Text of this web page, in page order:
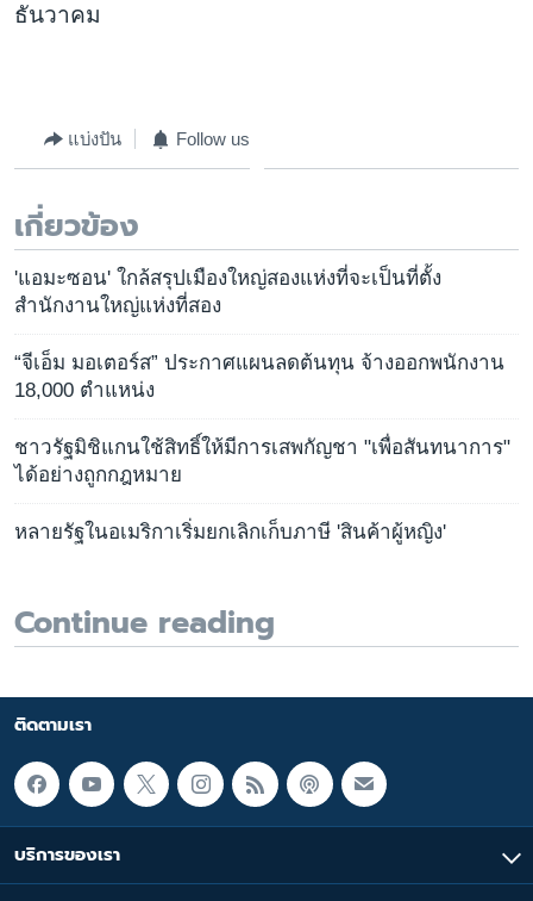
ธันวาคม
แบ่งปัน Follow us
เกี่ยวข้อง
'แอมะซอน' ใกล้สรุปเมืองใหญ่สองแห่งที่จะเป็นที่ตั้ง
สำนักงานใหญ่แห่งที่สอง
“จีเอ็ม มอเตอร์ส” ประกาศแผนลดต้นทุน จ้างออกพนักงาน
18,000 ตำแหน่ง
ชาวรัฐมิชิแกนใช้สิทธิ์ให้มีการเสพกัญชา "เพื่อสันทนาการ"
ได้อย่างถูกกฎหมาย
หลายรัฐในอเมริกาเริ่มยกเลิกเก็บภาษี 'สินค้าผู้หญิง'
Continue reading
ติดตามเรา
บริการของเรา